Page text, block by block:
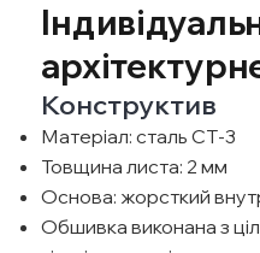
Конструктив
Матеріал: сталь СТ-3
Товщина листа: 2 мм
Основа: жорсткий
Обшивка виконана з